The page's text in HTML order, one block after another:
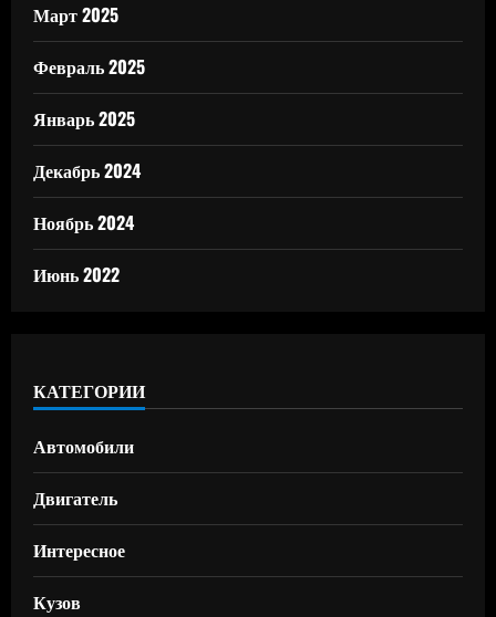
Март 2025
Февраль 2025
Январь 2025
Декабрь 2024
Ноябрь 2024
Июнь 2022
КАТЕГОРИИ
Автомобили
Двигатель
Интересное
Кузов